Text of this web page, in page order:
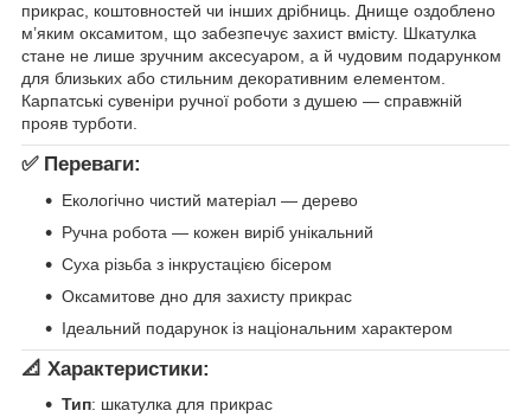
прикрас, коштовностей чи інших дрібниць. Днище оздоблено
м’яким оксамитом, що забезпечує захист вмісту. Шкатулка
стане не лише зручним аксесуаром, а й чудовим подарунком
для близьких або стильним декоративним елементом.
Карпатські сувеніри ручної роботи з душею — справжній
прояв турботи.
✅ Переваги:
Екологічно чистий матеріал — дерево
Ручна робота — кожен виріб унікальний
Суха різьба з інкрустацією бісером
Оксамитове дно для захисту прикрас
Ідеальний подарунок із національним характером
📐 Характеристики:
Тип: шкатулка для прикрас